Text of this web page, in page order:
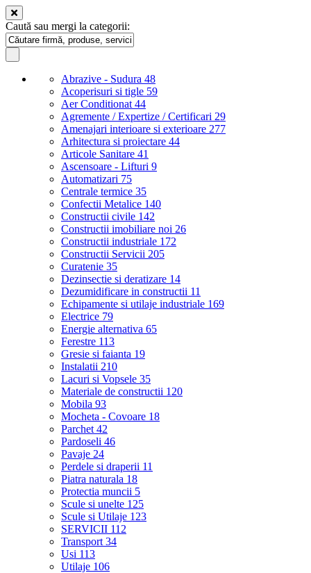
Caută sau mergi la categorii:
Abrazive - Sudura 48
Acoperisuri si tigle 59
Aer Conditionat 44
Agremente / Expertize / Certificari 29
Amenajari interioare si exterioare 277
Arhitectura si proiectare 44
Articole Sanitare 41
Ascensoare - Lifturi 9
Automatizari 75
Centrale termice 35
Confectii Metalice 140
Constructii civile 142
Constructii imobiliare noi 26
Constructii industriale 172
Constructii Servicii 205
Curatenie 35
Dezinsectie si deratizare 14
Dezumidificare in constructii 11
Echipamente si utilaje industriale 169
Electrice 79
Energie alternativa 65
Ferestre 113
Gresie si faianta 19
Instalatii 210
Lacuri si Vopsele 35
Materiale de constructii 120
Mobila 93
Mocheta - Covoare 18
Parchet 42
Pardoseli 46
Pavaje 24
Perdele si draperii 11
Piatra naturala 18
Protectia muncii 5
Scule si unelte 125
Scule si Utilaje 123
SERVICII 112
Transport 34
Usi 113
Utilaje 106